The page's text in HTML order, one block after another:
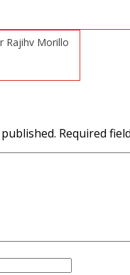
Rajihv Morillo
Required